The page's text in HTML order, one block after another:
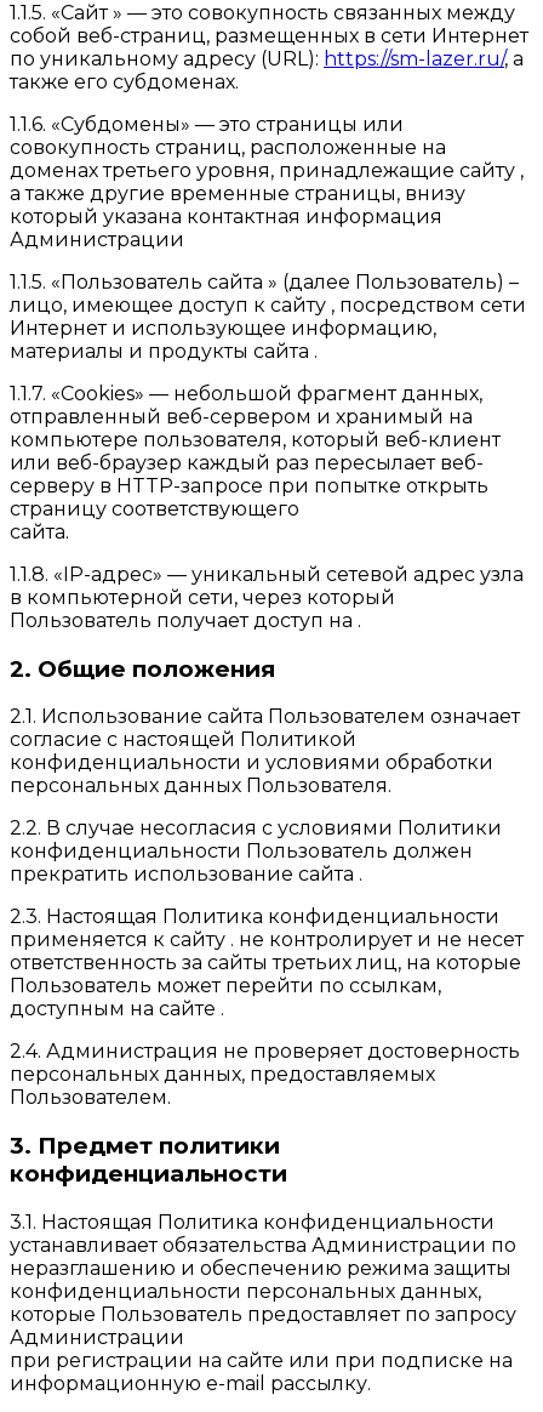
1.1.5. «Сайт » — это совокупность связанных между
собой веб-страниц, размещенных в сети Интернет
по уникальному адресу (URL): https://sm-lazer.ru/, а
также его субдоменах.
1.1.6. «Субдомены» — это страницы или
совокупность страниц, расположенные на
доменах третьего уровня, принадлежащие сайту ,
а также другие временные страницы, внизу
который указана контактная информация
Администрации
1.1.5. «Пользователь сайта » (далее Пользователь) –
лицо, имеющее доступ к сайту , посредством сети
Интернет и использующее информацию,
материалы и продукты сайта .
1.1.7. «Cookies» — небольшой фрагмент данных,
отправленный веб-сервером и хранимый на
компьютере пользователя, который веб-клиент
или веб-браузер каждый раз пересылает веб-
серверу в HTTP-запросе при попытке открыть
страницу соответствующего
сайта.
1.1.8. «IP-адрес» — уникальный сетевой адрес узла
в компьютерной сети, через который
Пользователь получает доступ на .
2. Общие положения
2.1. Использование сайта Пользователем означает
согласие с настоящей Политикой
конфиденциальности и условиями обработки
персональных данных Пользователя.
2.2. В случае несогласия с условиями Политики
конфиденциальности Пользователь должен
прекратить использование сайта .
2.3. Настоящая Политика конфиденциальности
применяется к сайту . не контролирует и не несет
ответственность за сайты третьих лиц, на которые
Пользователь может перейти по ссылкам,
доступным на сайте .
2.4. Администрация не проверяет достоверность
персональных данных, предоставляемых
Пользователем.
3. Предмет политики
конфиденциальности
3.1. Настоящая Политика конфиденциальности
устанавливает обязательства Администрации по
неразглашению и обеспечению режима защиты
конфиденциальности персональных данных,
которые Пользователь предоставляет по запросу
Администрации
при регистрации на сайте или при подписке на
информационную e-mail рассылку.